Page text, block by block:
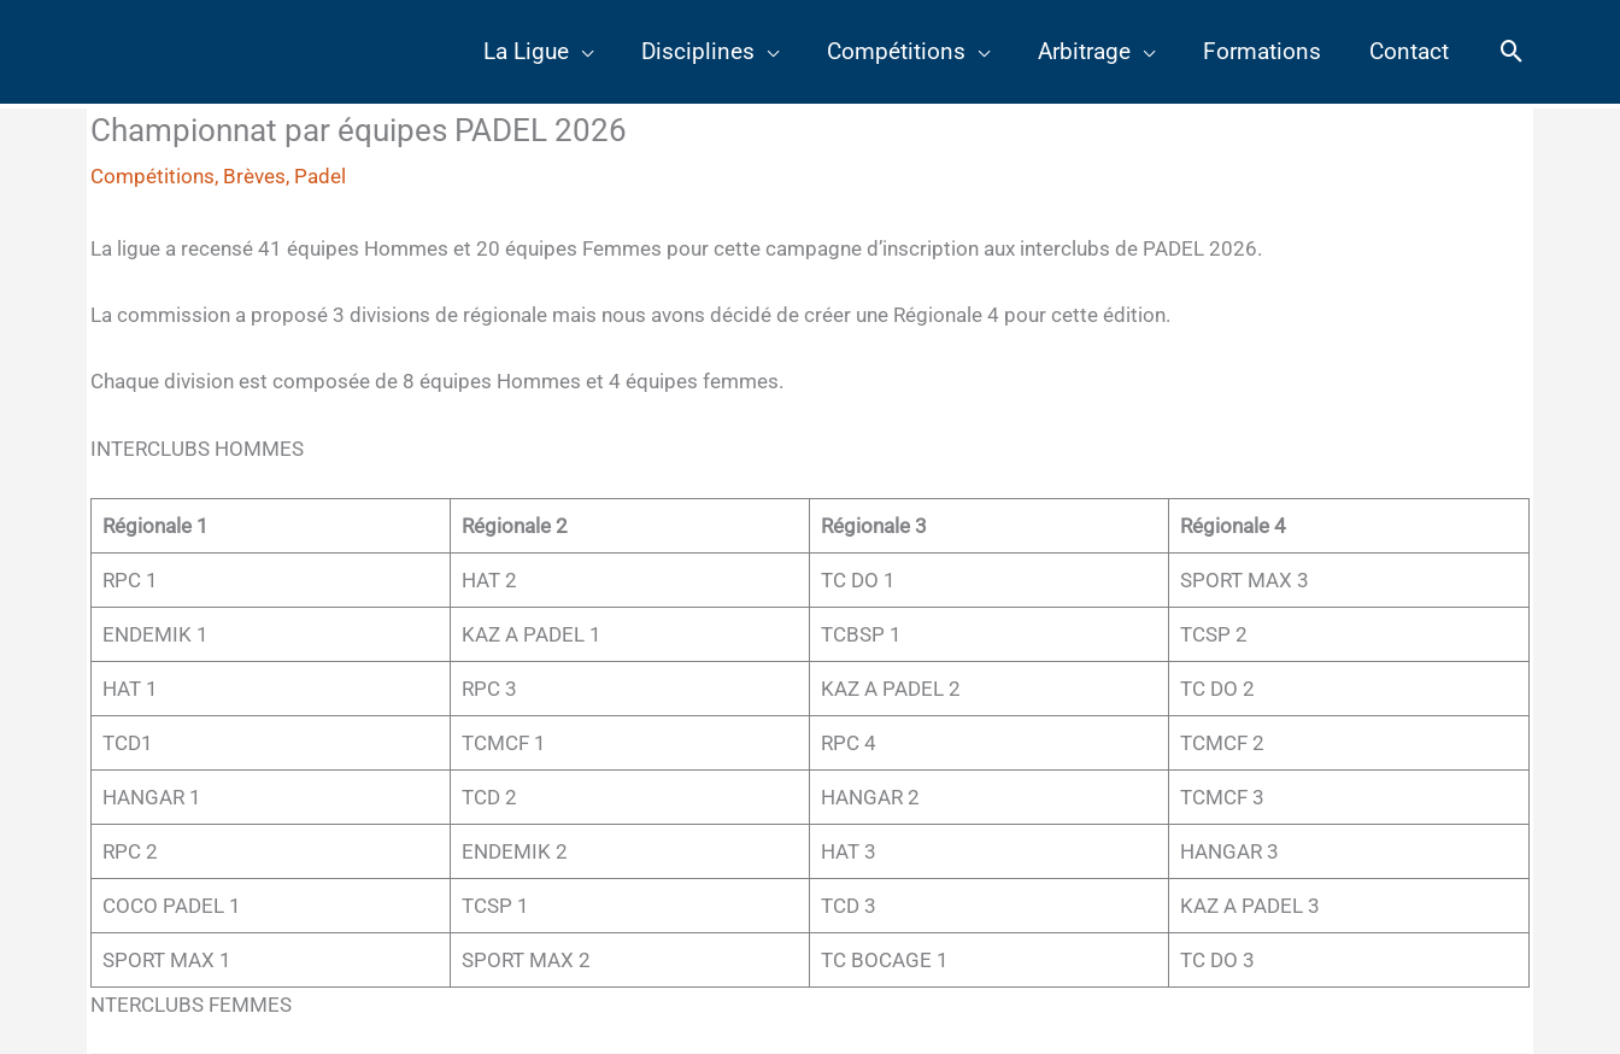
La Ligue Disciplines Compétitions Arbitrage Formations Contact
Championnat par équipes PADEL 2026
Compétitions, Brèves, Padel
La ligue a recensé 41 équipes Hommes et 20 équipes Femmes pour cette campagne d’inscription aux interclubs de PADEL 2026.
La commission a proposé 3 divisions de régionale mais nous avons décidé de créer une Régionale 4 pour cette édition.
Chaque division est composée de 8 équipes Hommes et 4 équipes femmes.
INTERCLUBS HOMMES
Régionale 1 Régionale 2 Régionale 3 Régionale 4
RPC 1 HAT 2 TC DO 1 SPORT MAX 3
ENDEMIK 1 KAZ A PADEL 1 TCBSP 1 TCSP 2
HAT 1 RPC 3 KAZ A PADEL 2 TC DO 2
TCD1 TCMCF 1 RPC 4 TCMCF 2
HANGAR 1 TCD 2 HANGAR 2 TCMCF 3
RPC 2 ENDEMIK 2 HAT 3 HANGAR 3
COCO PADEL 1 TCSP 1 TCD 3 KAZ A PADEL 3
SPORT MAX 1 SPORT MAX 2 TC BOCAGE 1
TC DO 3
NTERCLUBS FEMMES